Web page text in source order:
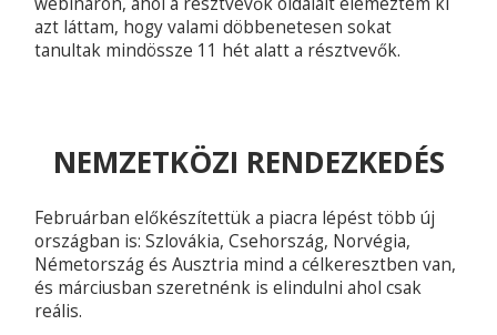
azt láttam, hogy valami döbbenetesen sokat
tanultak mindössze 11 hét alatt a résztvevők.
NEMZETKÖZI RENDEZKEDÉS
Februárban előkészítettük a piacra lépést több új
országban is: Szlovákia, Csehország, Norvégia,
Németország és Ausztria mind a célkeresztben van,
és márciusban szeretnénk is elindulni ahol csak
reális.